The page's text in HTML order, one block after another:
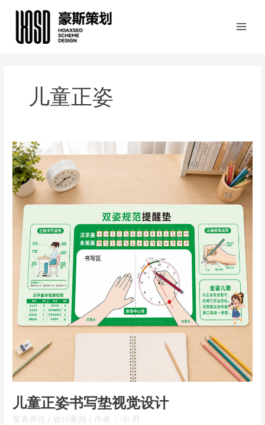
儿童正姿
儿童正姿书写垫视觉设计
发表评论 /设计案例 / 作者： 小 乔
儿
童
正
姿
书
设
计